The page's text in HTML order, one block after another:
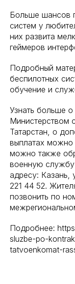
Больше шансов
систем у
них развита
геймеров
Подробный
беспилотных
обучение и
Узнать больше о
Министерством
Татарстан, о
выплатах можно
можно также
военную службу
адресу: Казань,
221 44 52.
позвонить по
Подробнее:
sluzbe-po-
tatvoenkomat-